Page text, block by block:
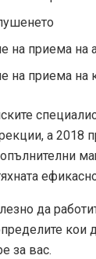
на приема на
на приема на
а 2018
да
за вас.